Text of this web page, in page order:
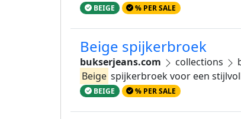
BEIGE % PER SALE
Beige spijkerbroek
bukserjeans.com collections
Beige spijkerbroek voor een
BEIGE % PER SALE